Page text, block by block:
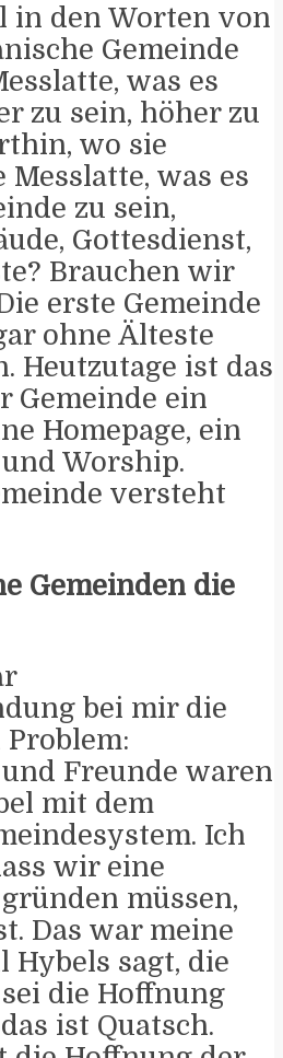
in den Worten von
Gemeinde
was es
zu sein, höher zu
wo sie
was es
zu sein,
Gottesdienst,
Brauchen wir
erste Gemeinde
ohne Älteste
Heutzutage ist das
Gemeinde ein
Homepage, ein
Worship.
versteht
Gemeinden die
bei mir die
Freunde waren
mit dem
Ich
wir eine
müssen,
Das war meine
sagt, die
die Hoffnung
ist Quatsch.